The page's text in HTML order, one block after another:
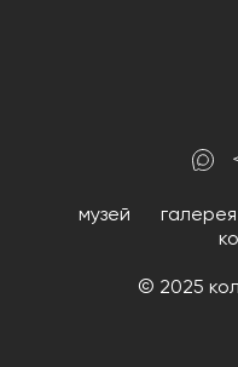
музей галерея
© 2025